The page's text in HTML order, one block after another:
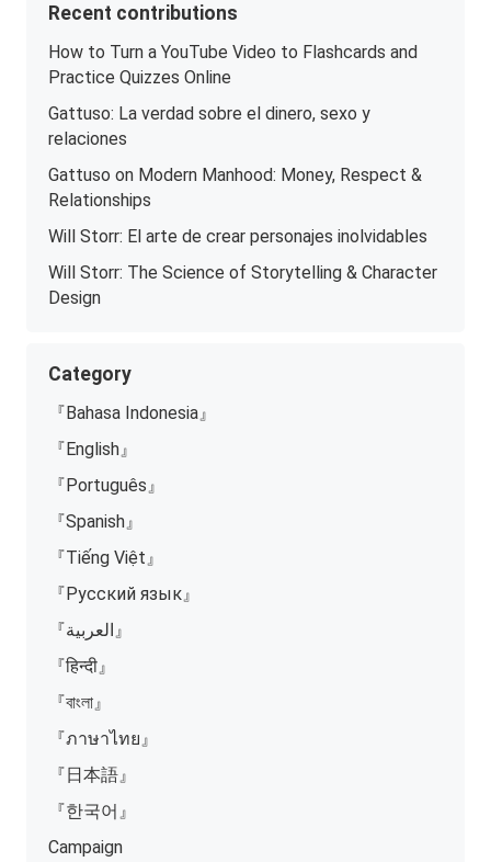
Recent contributions
How to Turn a YouTube Video to Flashcards and
Practice Quizzes Online
Gattuso: La verdad sobre el dinero, sexo y
relaciones
Gattuso on Modern Manhood: Money, Respect &
Relationships
Will Storr: El arte de crear personajes inolvidables
Will Storr: The Science of Storytelling & Character
Design
Category
『Bahasa Indonesia』
『English』
『Português』
『Spanish』
『Tiếng Việt』
『Русский язык』
『العربية』
『हिन्दी』
『বাংলা』
『ภาษาไทย』
『日本語』
『한국어』
Campaign